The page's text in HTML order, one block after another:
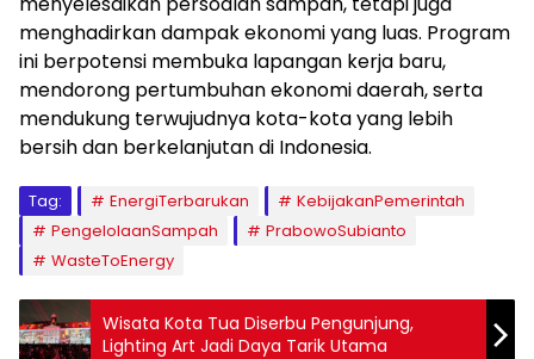
menghadirkan dampak ekonomi yang luas. Program
ini berpotensi membuka lapangan kerja baru,
mendorong pertumbuhan ekonomi daerah, serta
mendukung terwujudnya kota-kota yang lebih
bersih dan berkelanjutan di Indonesia.
Tag: EnergiTerbarukan
KebijakanPemerintah
PengelolaanSampah
PrabowoSubianto
WasteToEnergy
Wisata Kota Tua Diserbu Pengunjung,
Lighting Art Jadi Daya Tarik Utama